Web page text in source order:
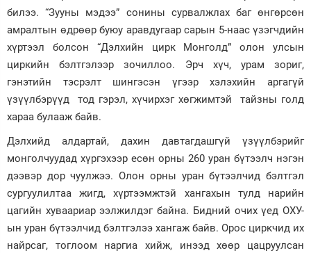
билээ. “Зууны мэдээ” сонины сурвалжлах баг өнгөрсөн
амралтын өдрөөр буюу аравдугаар сарын 5-наас үзэгчдийн
хүртээл болсон “Дэлхийн цирк Монголд” олон улсын
циркийн бэлтгэлээр зочиллоо. Эрч хүч, урам зориг,
гэнэтийн тэсрэлт шингэсэн үгээр хэлэхийн аргагүй
үзүүлбэрүүд тод гэрэл, хүчирхэг хөгжимтэй тайзны голд
хараа булааж байв.
Дэлхийд алдартай, дахин давтагдашгүй үзүүлбэрийг
монголчуудад хүргэхээр есөн орны 260 уран бүтээлч нэгэн
дээвэр дор чуулжээ. Олон орны уран бүтээлчид бэлтгэл
сургуулилтаа жигд, хүртээмжтэй хангахын тулд нарийн
цагийн хуваариар ээлжилдэг байна. Бидний очих үед ОХУ-
ын уран бүтээлчид бэлтгэлээ хангаж байв. Орос циркчид их
найрсаг, тоглоом наргиа хийж, инээд хөөр цацруулсан